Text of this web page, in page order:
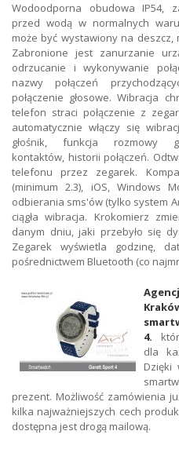
Wodoodporna obudowa IP54,
przed wodą w normalnych
może być wystawiony na deszcz,
Zabronione jest zanurzanie
odrzucanie i wykonywanie
nazwy połączeń
połączenie głosowe. Wibracja
telefon straci połączenie z
automatycznie włączy się
głośnik, funkcja rozmowy
kontaktów, historii połączeń.
telefonu przez zegarek.
(minimum 2.3), iOS, Windows
odbierania sms'ów (tylko system
ciągła wibracja. Krokomierz
danym dniu, jaki przebyło się
Zegarek wyświetla godzinę,
pośrednictwem Bluetooth (co
4.
dla
Dzięki
prezent. Możliwość zamówienia
kilka najważniejszych cech
dostępna jest drogą mailową.